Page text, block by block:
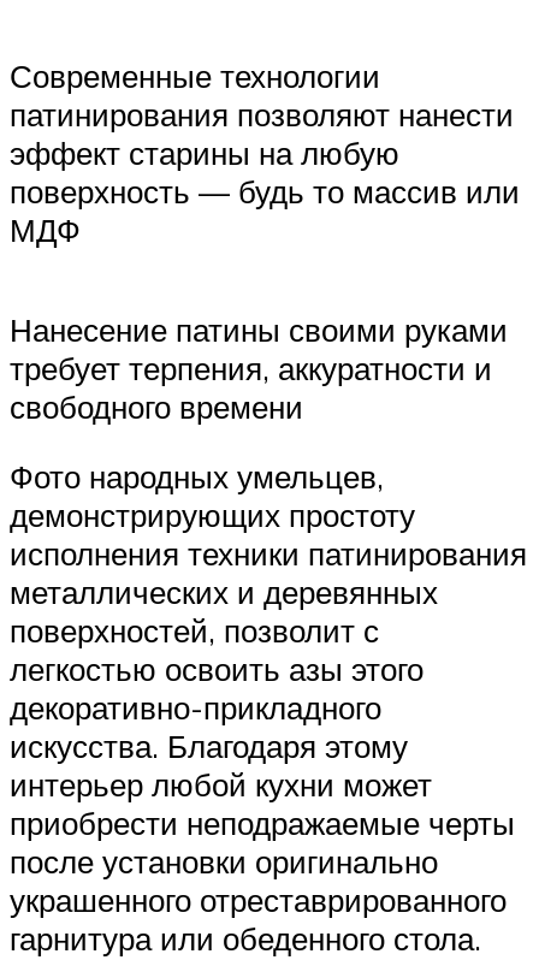
Современные технологии
патинирования позволяют нанести
эффект старины на любую
поверхность — будь то массив или
МДФ
Нанесение патины своими руками
требует терпения, аккуратности и
свободного времени
Фото народных умельцев,
демонстрирующих простоту
исполнения техники патинирования
металлических и деревянных
поверхностей, позволит с
легкостью освоить азы этого
декоративно-прикладного
искусства. Благодаря этому
интерьер любой кухни может
приобрести неподражаемые черты
после установки оригинально
украшенного отреставрированного
гарнитура или обеденного стола.